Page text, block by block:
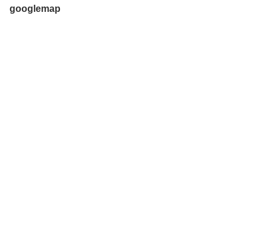
googlemap